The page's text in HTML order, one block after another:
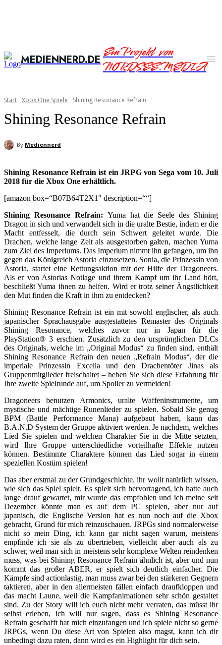
MEDIENNERD.DEEin Projekt von
NORDSEE.MEDIA
Start Xbox One Spiele Shining Resonance Refrain
Shining Resonance Refrain
By Mediennerd
Shining Resonance Refrain ist ein JRPG von Sega vom 10. Juli
2018 für die Xbox One erhältlich.
[amazon box=“B07B64T2X1″ description=““]
Shining Resonance Refrain: Yuma hat die Seele des Shining
Dragon in sich und verwandelt sich in die uralte Bestie, indem er die
Macht entfesselt, die durch sein Schwert geleitet wurde. Die
Drachen, welche lange Zeit als ausgestorben galten, machen Yuma
zum Ziel des Imperiums. Das Imperium nimmt ihn gefangen, um ihn
gegen das Königreich Astoria einzusetzen. Sonia, die Prinzessin von
Astoria, startet eine Rettungsaktion mit der Hilfe der Dragoneers.
Als er von Astorias Notlage und ihrem Kampf um ihr Land hört,
beschließt Yuma ihnen zu helfen. Wird er trotz seiner Ängstlichkeit
den Mut finden die Kraft in ihm zu entdecken?
Shining Resonance Refrain ist ein mit sowohl englischer, als auch
japanischer Sprachausgabe ausgestattetes Remaster des Originals
Shining Resonance, welches zuvor nur in Japan für die
PlayStation® 3 erschien. Zusätzlich zu den ursprünglichen DLCs
des Originals, welche im „Original Modus“ zu finden sind, enthält
Shining Resonance Refrain den neuen „Refrain Modus“, der die
imperiale Prinzessin Excella und den Drachentöter Jinas als
Gruppenmitglieder freischaltet – heben Sie sich diese Erfahrung für
Ihre zweite Spielrunde auf, um Spoiler zu vermeiden!
Dragoneers benutzen Armonics, uralte Waffeninstrumente, um
mystische und mächtige Runenlieder zu spielen. Sobald Sie genug
BPM (Battle Performance Mana) aufgebaut haben, kann das
B.A.N.D System der Gruppe aktiviert werden. Je nachdem, welches
Lied Sie spielen und welchen Charakter Sie in die Mitte setzten,
wird Ihre Gruppe unterschiedliche vorteilhafte Effekte nutzen
können. Bestimmte Charaktere können das Lied sogar in einem
speziellen Kostüm spielen!
Das aber erstmal zu der Grundgeschichte, ihr wollt natürlich wissen,
wie sich das Spiel spielt. Es spielt sich hervorragend, ich hatte auch
lange drauf gewartet, mir wurde das empfohlen und ich meine seit
Dezember könnte man es auf dem PC spielen, aber nur auf
japanisch, die Englische Version hat es nun noch auf die Xbox
gebracht, Grund für mich reinzuschauen. JRPGs sind normalerweise
nicht so mein Ding, ich kann gar nicht sagen warum, meistens
empfinde ich sie als zu übertrieben, vielleicht aber auch als zu
schwer, weil man sich in meistens sehr komplexe Welten reindenken
muss, was bei Shining Resonance Refrain ähnlich ist, aber und nun
kommt das großer ABER, er spielt sich deutlich einfacher. Die
Kämpfe sind actionlastig, man muss zwar bei den stärkeren Gegnern
taktieren, aber in den allermeisten fällen einfach draufkloppen und
das macht Laune, weil die Kampfanimationen sehr schön gestaltet
sind. Zu der Story will ich euch nicht mehr verraten, das müsst ihr
selbst erleben, ich will nur sagen, dass es Shining Resonance
Refrain geschafft hat mich einzufangen und ich spiele nicht so gerne
JRPGs, wenn Du diese Art von Spielen also magst, kann ich dir
unbedingt dazu raten, dann wird es ein Highlight für dich sein.